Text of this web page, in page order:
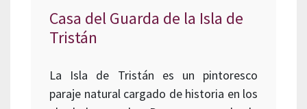
Casa del Guarda de la Isla de
Tristán
La Isla de Tristán es un pintoresco
paraje natural cargado de historia en los